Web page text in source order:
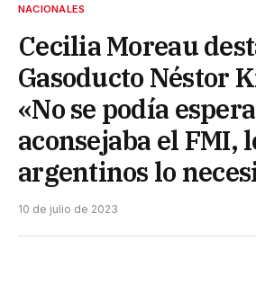
NACIONALES
Cecilia Moreau
Gasoducto Néstor
«No se podía
aconsejaba el FMI,
argentinos lo
10 de julio de 2023